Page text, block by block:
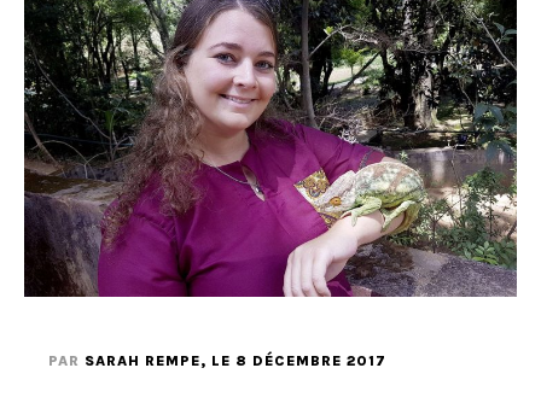
PAR SARAH REMPE, LE 8 DÉCEMBRE 2017